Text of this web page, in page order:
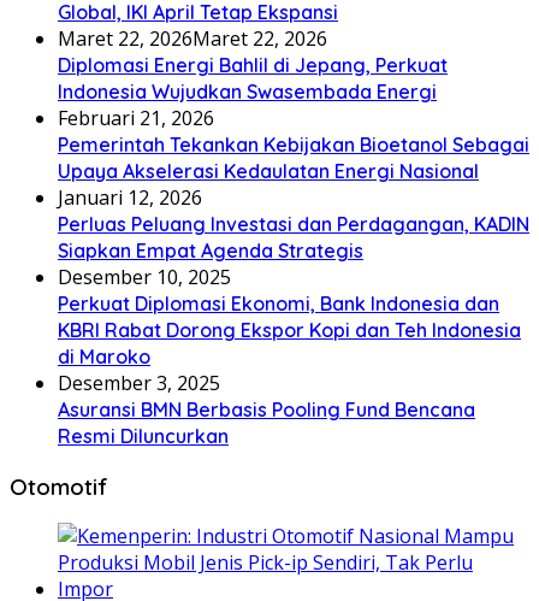
Global, IKI April Tetap Ekspansi
Maret 22, 2026Maret 22, 2026
Diplomasi Energi Bahlil di Jepang, Perkuat
Indonesia Wujudkan Swasembada Energi
Februari 21, 2026
Pemerintah Tekankan Kebijakan Bioetanol Sebagai
Upaya Akselerasi Kedaulatan Energi Nasional
Januari 12, 2026
Perluas Peluang Investasi dan Perdagangan, KADIN
Siapkan Empat Agenda Strategis
Desember 10, 2025
Perkuat Diplomasi Ekonomi, Bank Indonesia dan
KBRI Rabat Dorong Ekspor Kopi dan Teh Indonesia
di Maroko
Desember 3, 2025
Asuransi BMN Berbasis Pooling Fund Bencana
Resmi Diluncurkan
Otomotif